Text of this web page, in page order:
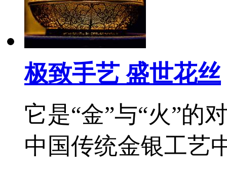
极致手艺 盛世花丝
它是“金”与“火”的
中国传统金银工艺